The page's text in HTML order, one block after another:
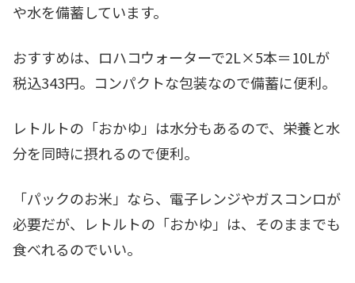
や水を備蓄しています。
おすすめは、ロハコウォーターで2L×5本＝10Lが
税込343円。コンパクトな包装なので備蓄に便利。
レトルトの「おかゆ」は水分もあるので、栄養と水
分を同時に摂れるので便利。
「パックのお米」なら、電子レンジやガスコンロが
必要だが、レトルトの「おかゆ」は、そのままでも
食べれるのでいい。